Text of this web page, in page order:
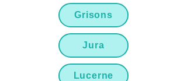
Grisons
Jura
Lucerne